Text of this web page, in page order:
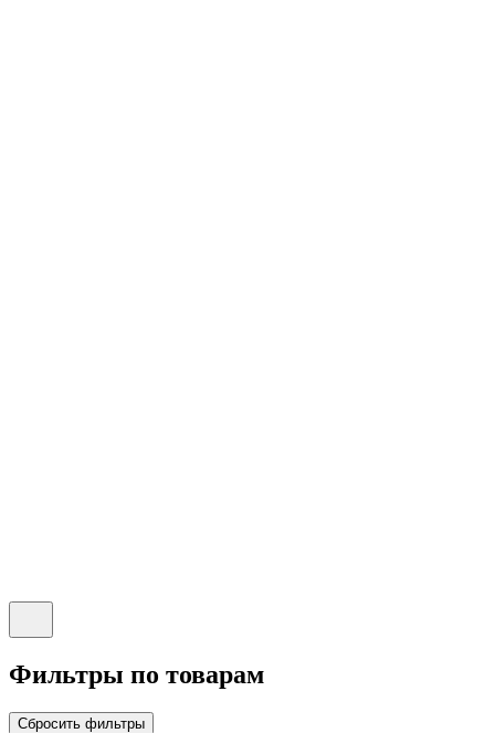
Фильтры по товарам
Сбросить фильтры